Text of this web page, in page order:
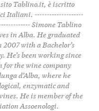
Tablino.it, è iscritto
Italiani. --------------------
Simone Tablino
in Alba. He graduated
with a Bachelor’s
He’s been working since
for the wine company
d’Alba, where he
enzymatic and
He is member of the
Assoenologi.